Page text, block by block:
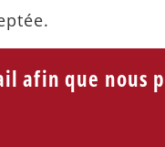
afin que nous